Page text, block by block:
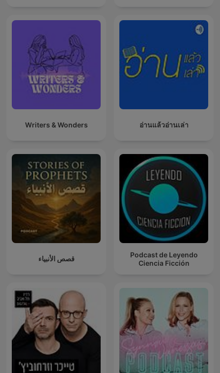
Writers & Wonders อ่านแล้วอ่านเล่า
قصص الأنبياء
Podcast de Leyendo
Ciencia Ficción